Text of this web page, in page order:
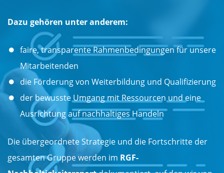
Dazu gehören unter anderem:
faire, transparente Rahmenbedingungen für unsere
Mitarbeitenden
die Förderung von Weiterbildung und Qualifizierung
der bewusste Umgang mit Ressourcen und eine
Ausrichtung auf nachhaltiges Handeln
Die übergeordnete Strategie und die Fortschritte der
gesamten Gruppe werden im RGF-